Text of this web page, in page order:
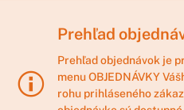
Prehľad
Prehľad objednávok je
menuOBJEDNÁVKY
rohu prihláseného